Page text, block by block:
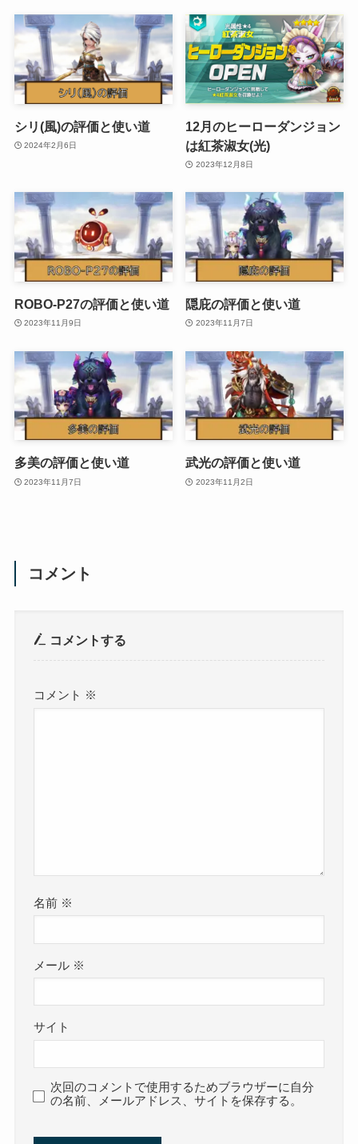
シリ(風)の評価と使い道
2024年2月6日
12月のヒーローダンジョン
は紅茶淑女(光)
2023年12月8日
ROBO-P27の評価と使い道
2023年11月9日
隠庇の評価と使い道
2023年11月7日
多美の評価と使い道
2023年11月7日
武光の評価と使い道
2023年11月2日
コメント
コメントする
コメント ※
名前 ※
メール ※
サイト
次回のコメントで使用するためブラウザーに自分
の名前、メールアドレス、サイトを保存する。